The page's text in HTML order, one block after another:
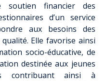
soutien financier des
d’un service
aux besoins des
Elle favorise ainsi
socio-éducative, de
destinée aux jeunes
ainsi à